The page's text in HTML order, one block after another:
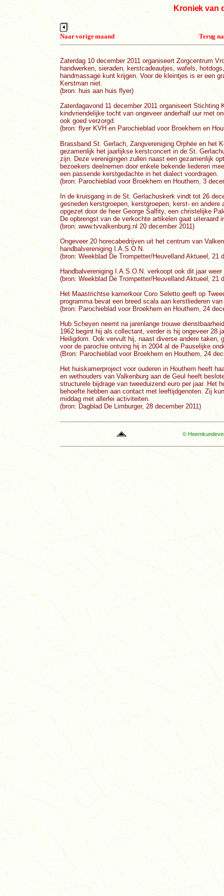
Kroniek van
Naar vorige maand Terug
Zaterdag 10 december 2011 organiseert Zorgcentrum
handwerken, sieraden, kerstcadeautjes, wafels,
handmassage kunt krijgen. Voor de kleintjes is er een
Kerstman niet.
(bron: huis aan huis flyer)
Zaterdagavond 11 december 2011 organiseert
kindvriendelijke tocht van ongeveer anderhalf uur met
ook goed verzorgd.
(bron: flyer KVH en Parochieblad voor Broekhem en
Brassband St. Gerlach, Zangvereniging Orphée en het
gezamenlijk het jaarlijkse kerstconcert in de St.
zijn. Deze verenigingen zullen naast een gezamenlijk
bezoekers deelnemen door enkele bekende liederen
een passende kerstgedachte in het dialect voordragen.
(bron: Parochieblad voor Broekhem en Houthem, 3
In de kruisgang in de St. Gerlachuskerk vindt tot 26
gesneden kerstgroepen, kerstgroepen, kerst- en
opgezet door de heer George Salfity, een christelijke
De opbrengst van de verkochte artikelen gaat uiteraard
(bron: www.tvvalkenburg.nl 20 december 2011)
Ongeveer 20 horecabedrijven uit het centrum van
handbalvereniging I.A.S.O.N.
(bron: Weekblad De Trompetter/Heuvelland Aktueel, 21
Handbalvereniging I.A.S.O.N. verkoopt ook dit jaar
(bron: Weekblad De Trompetter/Heuvelland Aktueel, 21
Het Maastrichtse kamerkoor Coro Seletto geeft op
programma bevat een breed scala aan kerstliederen
(bron: Parochieblad voor Broekhem en Houthem, 24
Hub Scheyen neemt na jarenlange trouwe
1962 begint hij als collectant, verder is hij ongeveer 28
Heiligdom. Ook vervult hij, naast diverse andere taken,
voor de parochie ontving hij in 2004 al de Pauselijke
(Bron: Parochieblad voor Broekhem en Houthem, 24
Het huiskamerproject voor ouderen in Houthem heeft
en wethouders van Valkenburg aan de Geul heeft
structurele bijdrage van tweeduizend euro per jaar. Het
behoefte hebben aan contact met leeftijdgenoten. Zij
middag met allerlei activiteiten.
(bron: Dagblad De Limburger, 28 december 2011)
©